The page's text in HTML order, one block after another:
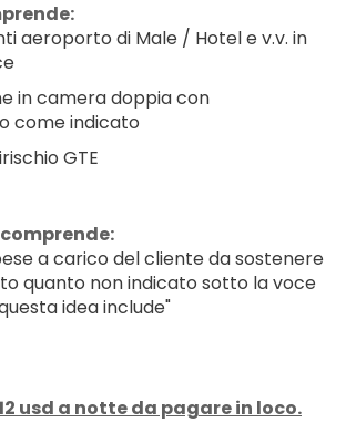
aeroporto di Male / Hotel e v.v. in
in camera doppia con
come indicato
GTE
a carico del cliente da sostenere
quanto non indicato sotto la voce
idea include"
usd a notte da pagare in loco.